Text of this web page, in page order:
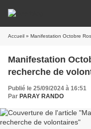
Accueil » Manifestation Octobre
Manifestation
recherche de
Publié le 25/09/2024 à 16:51
Par PARAY RANDO